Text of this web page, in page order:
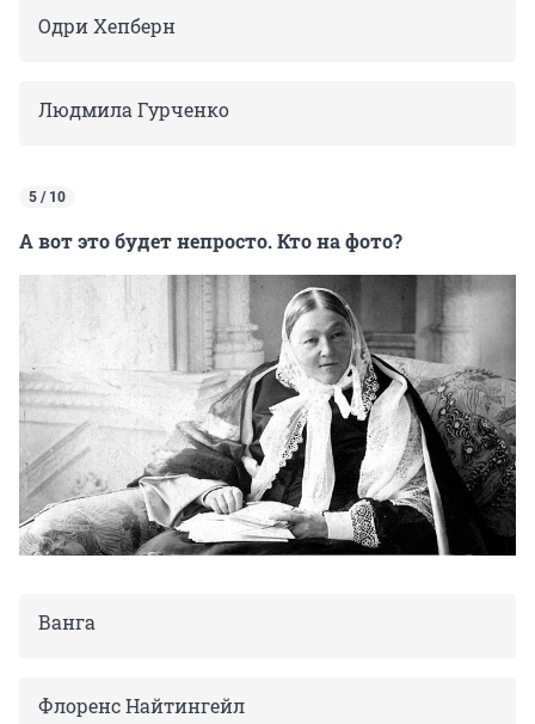
Одри Хепберн
Людмила Гурченко
5 / 10
А вот это будет непросто. Кто на фото?
Ванга
Флоренс Найтингейл